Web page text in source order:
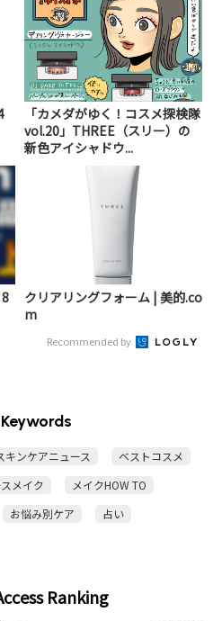
「カメダがゆく！コスメ探検隊
vol.20」THREE（スリー）の
新色アイシャドウ...
クリアリングフォーム | 美的.co
m
Recommended by
キンケアニュース
ベストコスメ
メイク
メイクHOW TO
お悩み別ケア 占い
Ranking